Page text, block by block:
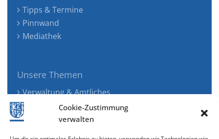
Cookie-Zustimmung
verwalten
Tipps & Termine
Pinnwand
Mediathek
Unsere Themen
Verwaltung & Amtliches
Jugend, Familie & Gesundheit
Tourismus, Freizeit & Ökologie